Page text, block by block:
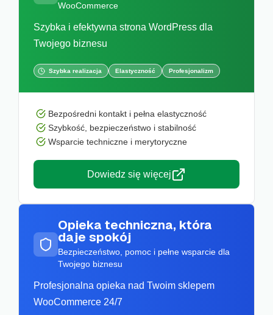
WooCommerce
Szybka i efektywna strona WordPress dla
Twojego biznesu
Szybka realizacja Elastyczność Profesjonalizm
Bezpośredni kontakt i pełna elastyczność
Szybkość, bezpieczeństwo i stabilność
Wsparcie techniczne i merytoryczne
Dowiedz się więcej
Opieka techniczna, która
daje spokój
Bezpieczeństwo, pomoc i pełne wsparcie dla
Twojego biznesu
Profesjonalna opieka nad Twoim sklepem
WooCommerce 24/7